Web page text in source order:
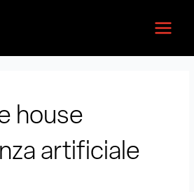
house
artificiale